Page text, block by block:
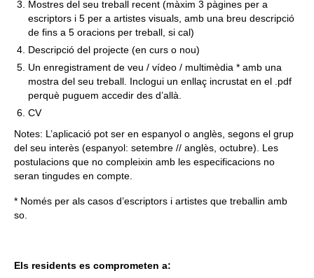
Mostres del seu treball recent (màxim 3 pàgines per a
escriptors i 5 per a artistes visuals, amb una breu descripció
de fins a 5 oracions per treball, si cal)
Descripció del projecte (en curs o nou)
Un enregistrament de veu / vídeo / multimèdia * amb una
mostra del seu treball. Inclogui un enllaç incrustat en el .pdf
perquè puguem accedir des d’allà.
CV
Notes: L’aplicació pot ser en espanyol o anglès, segons el grup
del seu interès (espanyol: setembre // anglès, octubre). Les
postulacions que no compleixin amb les especificacions no
seran tingudes en compte.
* Només per als casos d’escriptors i artistes que treballin amb
so.
Els residents es comprometen a: